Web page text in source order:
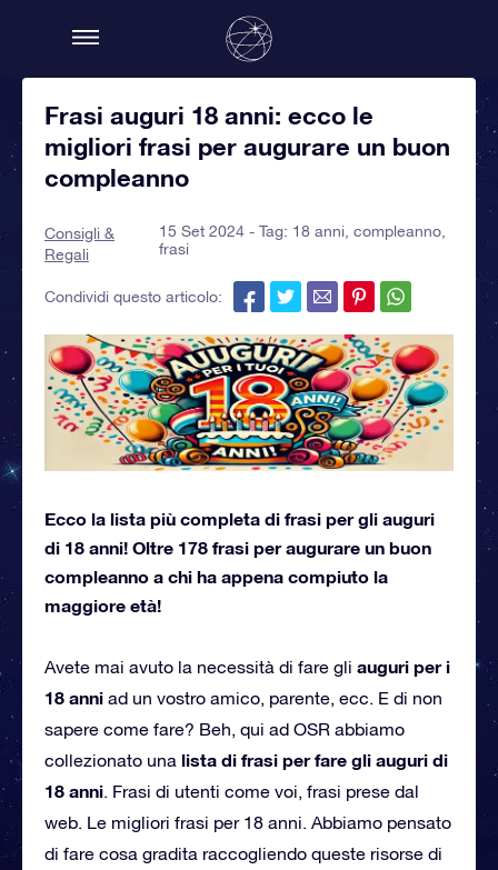
Frasi auguri 18 anni: ecco le
migliori frasi per augurare un buon
compleanno
Consigli &
Regali
15 Set 2024 - Tag: 18 anni ,compleanno
frasi
Condividi questo articolo:
Ecco la lista più completa di frasi per gli auguri
di 18 anni! Oltre 178 frasi per augurare un buon
compleanno a chi ha appena compiuto la
maggiore età!
Avete mai avuto la necessità di fare gli auguri per i
18 anni ad un vostro amico, parente, ecc. E di non
sapere come fare? Beh, qui ad OSR abbiamo
collezionato una lista di frasi per fare gli auguri di
18 anni. Frasi di utenti come voi, frasi prese dal
web. Le migliori frasi per 18 anni. Abbiamo pensato
di fare cosa gradita raccogliendo queste risorse di